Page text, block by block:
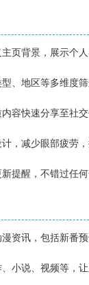
页背景，展示个
、地区等多维度
容快速分享至社交
，减少眼部疲劳，
提醒，不错过任何
资讯，包括新番
小说、视频等，